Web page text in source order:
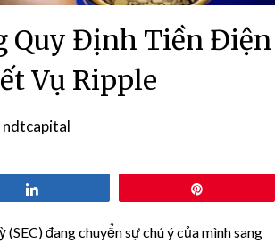
Quy Định Tiền Điện
Vụ Ripple
ndtcapital
đang chuyển sự chú ý của mình sang